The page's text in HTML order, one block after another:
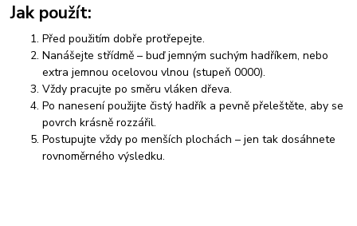
Jak použít:
Před použitím dobře protřepejte.
Nanášejte střídmě – buď jemným suchým hadříkem, nebo
extra jemnou ocelovou vlnou (stupeň 0000).
Vždy pracujte po směru vláken dřeva.
Po nanesení použijte čistý hadřík a pevně přeleštěte, aby se
povrch krásně rozzářil.
Postupujte vždy po menších plochách – jen tak dosáhnete
rovnoměrného výsledku.